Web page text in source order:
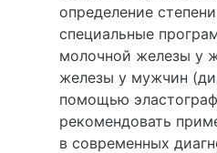
определение
специальные
молочной железы у
железы у мужчин
помощью
рекомендовать
в современных